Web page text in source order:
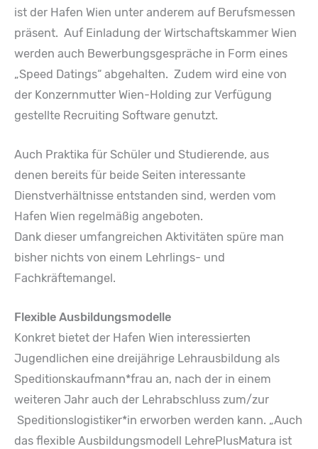
ist der Hafen Wien unter anderem auf Berufsmessen
präsent. Auf Einladung der Wirtschaftskammer Wien
werden auch Bewerbungsgespräche in Form eines
„Speed Datings“ abgehalten. Zudem wird eine von
der Konzernmutter Wien-Holding zur Verfügung
gestellte Recruiting Software genutzt.
Auch Praktika für Schüler und Studierende, aus
denen bereits für beide Seiten interessante
Dienstverhältnisse entstanden sind, werden vom
Hafen Wien regelmäßig angeboten.
Dank dieser umfangreichen Aktivitäten spüre man
bisher nichts von einem Lehrlings- und
Fachkräftemangel.
Flexible Ausbildungsmodelle
Konkret bietet der Hafen Wien interessierten
Jugendlichen eine dreijährige Lehrausbildung als
Speditionskaufmann*frau an, nach der in einem
weiteren Jahr auch der Lehrabschluss zum/zur
Speditionslogistiker*in erworben werden kann. „Auch
das flexible Ausbildungsmodell LehrePlusMatura ist